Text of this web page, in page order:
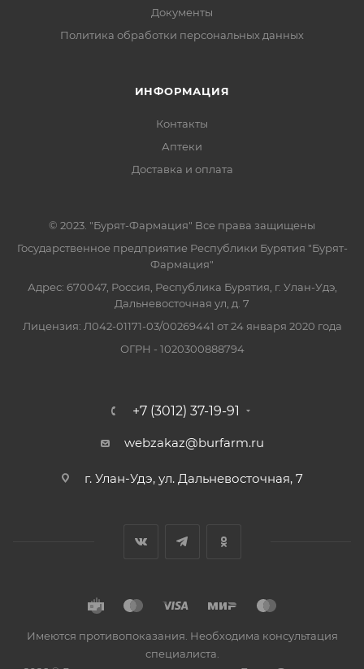
Документы
Политика обработки персональных данных
ИНФОРМАЦИЯ
Контакты
Аптеки
Доставка и оплата
© 2023. "Бурят-Фармация" Все права защищены
Государственное предприятие Республики Бурятия "Бурят-
Фармация"
Адрес: 670047, Россия, Республика Бурятия, г. Улан-Удэ,
Дальневосточная ул, д. 7
Лицензия: Л042-01171-03/00269441 от 24 января 2020 года
ОГРН - 1020300888794
+7 (3012) 37-19-91
webzakaz@burfarm.ru
г. Улан-Удэ, ул. Дальневосточная, 7
Имеются противопоказания. Необходима консультация
специалиста.